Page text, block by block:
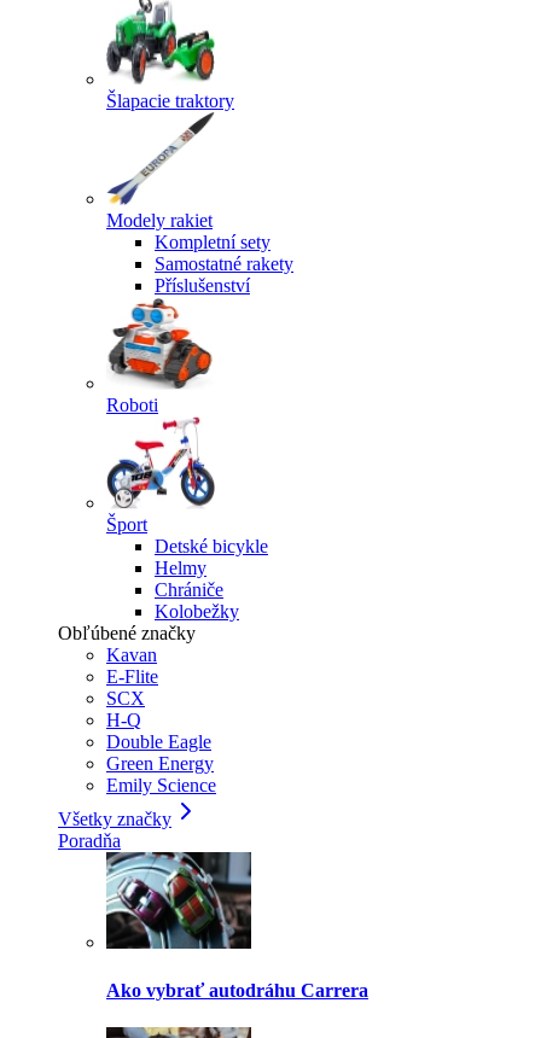
Šlapacie traktory
Modely rakiet
Kompletní sety
Samostatné rakety
Příslušenství
Roboti
Šport
Detské bicykle
Helmy
Chrániče
Kolobežky
Obľúbené značky
Kavan
E-Flite
SCX
H-Q
Double Eagle
Green Energy
Emily Science
Všetky značky
Poradňa
Ako vybrať autodráhu Carrera